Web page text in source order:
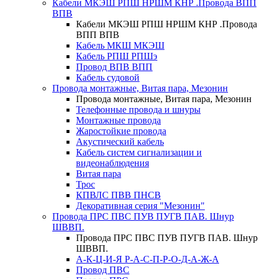
Кабели МКЭШ РПШ НРШМ КНР .Провода ВПП
ВПВ
Кабели МКЭШ РПШ НРШМ КНР .Провода
ВПП ВПВ
Кабель МКШ МКЭШ
Кабель РПШ РПШэ
Провод ВПВ ВПП
Кабель судовой
Провода монтажные, Витая пара, Мезонин
Провода монтажные, Витая пара, Мезонин
Телефонные провода и шнуры
Монтажные провода
Жаростойкие провода
Акустический кабель
Кабель систем сигнализации и
видеонаблюдения
Витая пара
Трос
КПВЛС ПВВ ПНСВ
Декоративная серия "Мезонин"
Провода ПРС ПВС ПУВ ПУГВ ПАВ. Шнур
ШВВП.
Провода ПРС ПВС ПУВ ПУГВ ПАВ. Шнур
ШВВП.
А-К-Ц-И-Я Р-А-С-П-Р-О-Д-А-Ж-А
Провод ПВС